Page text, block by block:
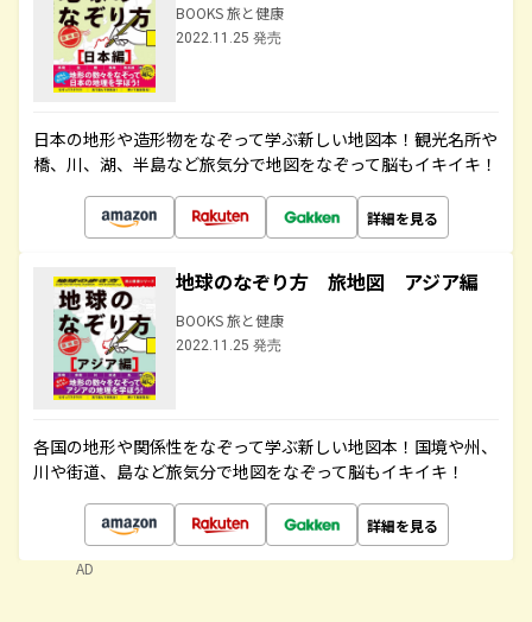
BOOKS 旅と健康
2022.11.25 発売
日本の地形や造形物をなぞって学ぶ新しい地図本！観光名所や
橋、川、湖、半島など旅気分で地図をなぞって脳もイキイキ！
詳細を見る
地球のなぞり方 旅地図 アジア編
BOOKS 旅と健康
2022.11.25 発売
各国の地形や関係性をなぞって学ぶ新しい地図本！国境や州、
川や街道、島など旅気分で地図をなぞって脳もイキイキ！
詳細を見る
AD